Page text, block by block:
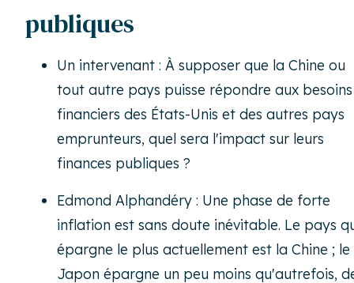
publiques
Un intervenant : À supposer que la Chine ou
tout autre pays puisse répondre aux besoins
financiers des États-Unis et des autres pays
emprunteurs, quel sera l'impact sur leurs
finances publiques ?
Edmond Alphandéry : Une phase de forte
inflation est sans doute inévitable. Le pays
épargne le plus actuellement est la Chine ; le
Japon épargne un peu moins qu'autrefois,